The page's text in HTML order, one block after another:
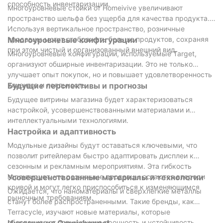
способность инвентаризации.
Многоуровневые стойки от Homeivive увеличивают
пространство шельфа без ущерба для качества продукта.
Используя вертикальное пространство, розничные
продавцы могут отображать больше продуктов, сохраняя
при этом чистый и организованный внешний вид.
Многоуровневые конфигурации
Многоуровневые конфигурации, используемые Target,
организуют обширные инвентаризации. Это не только
улучшает опыт покупок, но и повышает удовлетворенность
клиентов и лояльность.
Будущие перспективы и прогнозы
Будущее витрины магазина будет характеризоваться
настройкой, усовершенствованными материалами и
интеллектуальными технологиями.
Настройка и адаптивность
Модульные дизайны будут оставаться ключевыми, что
позволит ритейлерам быстро адаптировать дисплеи к
сезонным и рекламным мероприятиям. Эта гибкость
гарантирует, что розничные продавцы остаются впереди
кривой и могут легко приспособиться к изменяющимся
рыночным требованиям.
Усовершенствованные материалы и технологии
Ожидается, что наноматериалы и сверхлегкие металлы
станут более распространенными. Такие бренды, как
Terracycle, изучают новые материалы, которые